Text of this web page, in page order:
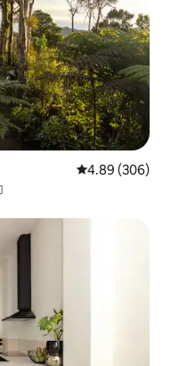
レビュー306
4.89 (306)